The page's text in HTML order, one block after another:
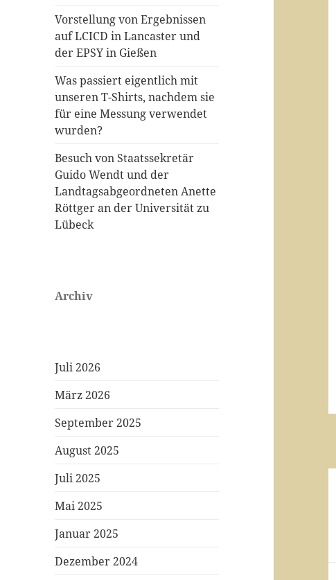
Vorstellung von Ergebnissen
auf LCICD in Lancaster und
der EPSY in Gießen
Was passiert eigentlich mit
unseren T-Shirts, nachdem sie
für eine Messung verwendet
wurden?
Besuch von Staatssekretär
Guido Wendt und der
Landtagsabgeordneten Anette
Röttger an der Universität zu
Lübeck
Archiv
Juli 2026
März 2026
September 2025
August 2025
Juli 2025
Mai 2025
Januar 2025
Dezember 2024